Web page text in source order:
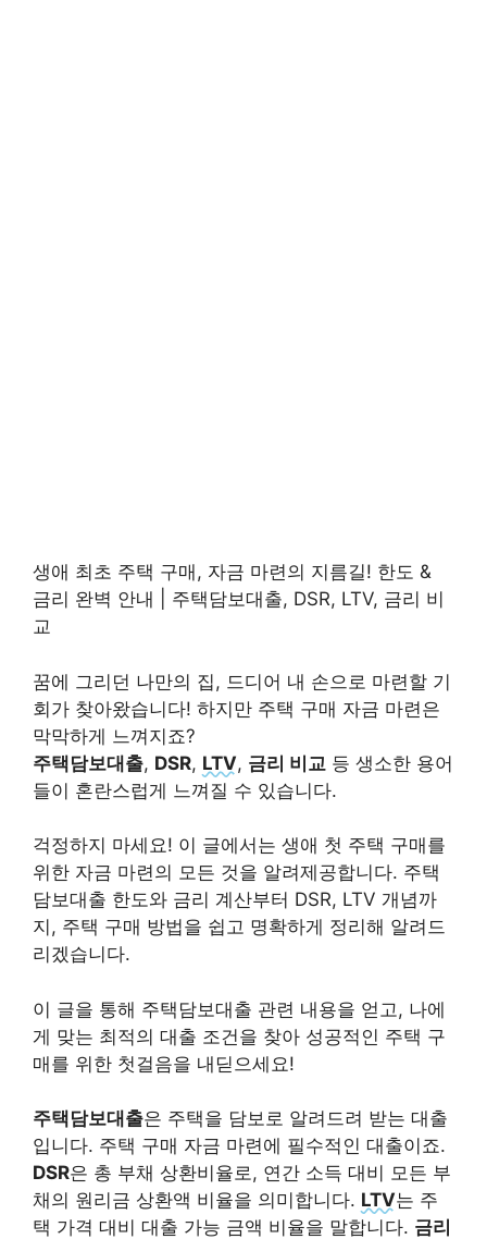
생애 최초 주택 구매, 자금 마련의 지름길! 한도 &
금리 완벽 안내 | 주택담보대출, DSR, LTV, 금리 비
교
꿈에 그리던 나만의 집, 드디어 내 손으로 마련할 기
회가 찾아왔습니다! 하지만 주택 구매 자금 마련은
막막하게 느껴지죠?
주택담보대출, DSR, LTV, 금리 비교 등 생소한 용어
들이 혼란스럽게 느껴질 수 있습니다.
걱정하지 마세요! 이 글에서는 생애 첫 주택 구매를
위한 자금 마련의 모든 것을 알려제공합니다. 주택
담보대출 한도와 금리 계산부터 DSR, LTV 개념까
지, 주택 구매 방법을 쉽고 명확하게 정리해 알려드
리겠습니다.
이 글을 통해 주택담보대출 관련 내용을 얻고, 나에
게 맞는 최적의 대출 조건을 찾아 성공적인 주택 구
매를 위한 첫걸음을 내딛으세요!
주택담보대출은 주택을 담보로 알려드려 받는 대출
입니다. 주택 구매 자금 마련에 필수적인 대출이죠.
DSR은 총 부채 상환비율로, 연간 소득 대비 모든 부
채의 원리금 상환액 비율을 의미합니다. LTV는 주
택 가격 대비 대출 가능 금액 비율을 말합니다. 금리